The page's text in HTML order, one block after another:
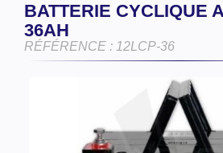
BATTERIE CYCLIQUE
36AH
RÉFÉRENCE : 12LCP-36